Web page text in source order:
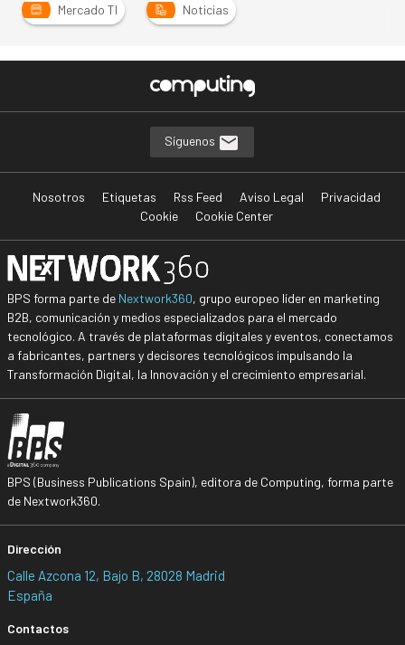
Mercado TI Noticias
Síguenos
Nosotros Etiquetas Rss Feed Aviso Legal
Privacidad
Cookie
Cookie Center
BPS forma parte de Nextwork360, grupo europeo líder en marketing
B2B, comunicación y medios especializados para el mercado
tecnológico. A través de plataformas digitales y eventos, conectamos
a fabricantes, partners y decisores tecnológicos impulsando la
Transformación Digital, la Innovación y el crecimiento empresarial.
BPS (Business Publications Spain), editora de Computing, forma parte
de Nextwork360.
Dirección
Calle Azcona 12, Bajo B, 28028 Madrid
España
Contactos